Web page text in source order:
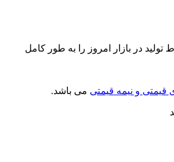
در بازار امروز را به طور کامل
قیمتی و نیمه قیمتی می باشد.